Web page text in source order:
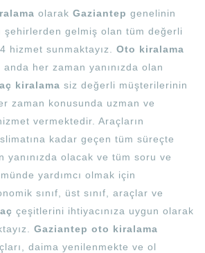
olarakGaziantep genelinin
şehirlerden gelmiş olan tüm değerli
hizmet sunmaktayız.Oto kiralama
her zaman yanınızda olan
kiralama siz değerli müşterilerinin
zaman konusunda uzman ve
vermektedir. Araçların
kadar geçen tüm süreçte
yanınızda olacak ve tüm soru ve
yardımcı olmak için
sınıf, üst sınıf, araçlar ve
çeşitlerini ihtiyacınıza uygun olarak
Gaziantep oto kiralama
daima yenilenmekte ve ol